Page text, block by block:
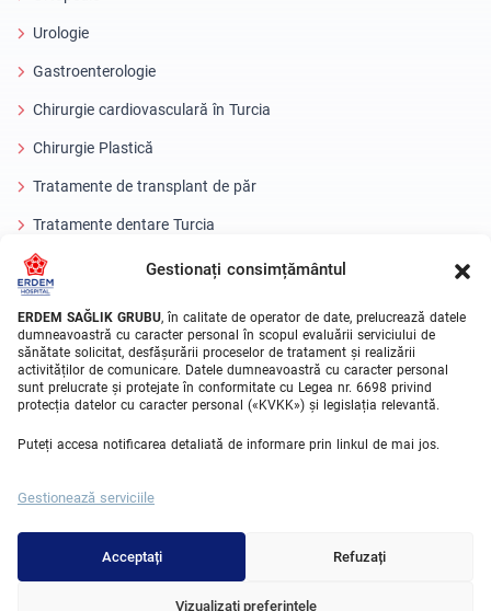
Gestionați consimțământul
ERDEM SAĞLIK GRUBU, în calitate de operator de date, prelucrează datele
dumneavoastră cu caracter personal în scopul evaluării serviciului de
sănătate solicitat, desfășurării proceselor de tratament și realizării
activităților de comunicare. Datele dumneavoastră cu caracter personal
sunt prelucrate și protejate în conformitate cu Legea nr. 6698 privind
protecția datelor cu caracter personal («KVKK») și legislația relevantă.
Puteți accesa notificarea detaliată de informare prin linkul de mai jos.
Gestionează serviciile
Acceptați Refuzați
Vizualizați preferințele
Urologie
Gastroenterologie
Chirurgie cardiovasculară în Turcia
Chirurgie Plastică
Tratamente de transplant de păr
Tratamente dentare Turcia
Ochi cu laser
About Erdem
Despre noi
Unitati Medicale
Echipa medicala